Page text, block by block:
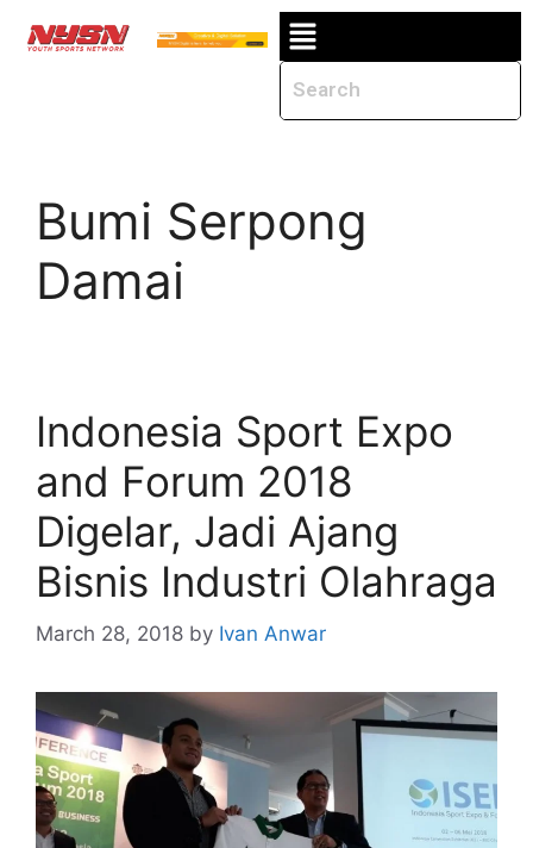
Bumi Serpong
Damai
Indonesia Sport Expo
and Forum 2018
Digelar, Jadi Ajang
Bisnis Industri Olahraga
March 28, 2018 by Ivan Anwar